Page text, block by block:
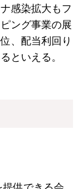
感染拡大もフ
ング事業の展
、配当利回 り
といえる。